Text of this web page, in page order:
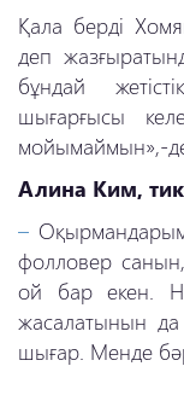
Қала берді
деп
бұндай
шығарғысы
мойымаймын»,-
Алина Ким,
–
фолловер
ой бар екен.
жасалатынын да
шығар. Менде